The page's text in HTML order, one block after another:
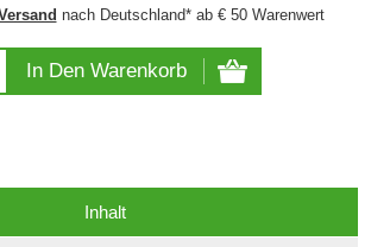
nach Deutschland* ab € 50 Warenwert
In Den Warenkorb
Inhalt